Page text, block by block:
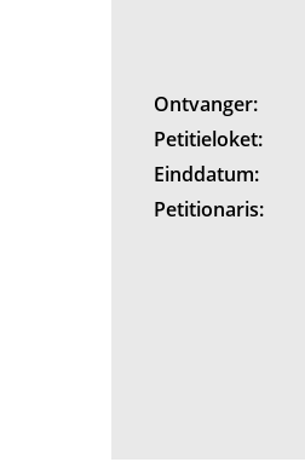
Ontvanger:
Petitieloket:
Einddatum:
Petitionaris: